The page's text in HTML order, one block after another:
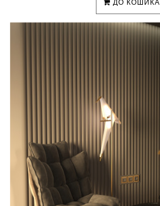
ДО КОШИКА